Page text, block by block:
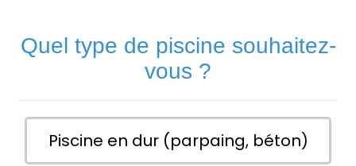
Quel type de piscine souhaitez-
vous ?
Piscine en dur (parpaing, béton)